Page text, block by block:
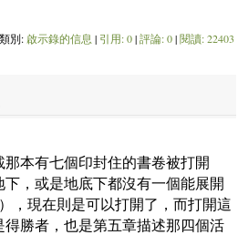
類別: 啟示錄的信息 | 引用: 0|評論: 0|閱讀: 22403
本有七個印封住的書卷被打開
，或是地底下都沒有一個能展開
，現在則是可以打開了，而打開這
勝者，也是第五章描述那四個活